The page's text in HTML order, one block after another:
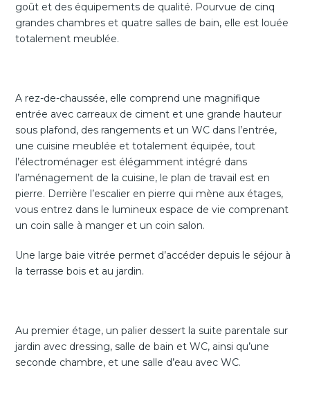
goût et des équipements de qualité. Pourvue de cinq
grandes chambres et quatre salles de bain, elle est louée
totalement meublée.
A rez-de-chaussée, elle comprend une magnifique
entrée avec carreaux de ciment et une grande hauteur
sous plafond, des rangements et un WC dans l’entrée,
une cuisine meublée et totalement équipée, tout
l’électroménager est élégamment intégré dans
l’aménagement de la cuisine, le plan de travail est en
pierre. Derrière l’escalier en pierre qui mène aux étages,
vous entrez dans le lumineux espace de vie comprenant
un coin salle à manger et un coin salon.
Une large baie vitrée permet d’accéder depuis le séjour à
la terrasse bois et au jardin.
Au premier étage, un palier dessert la suite parentale sur
jardin avec dressing, salle de bain et WC, ainsi qu’une
seconde chambre, et une salle d’eau avec WC.